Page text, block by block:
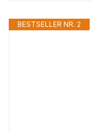
BESTSELLER NR. 2